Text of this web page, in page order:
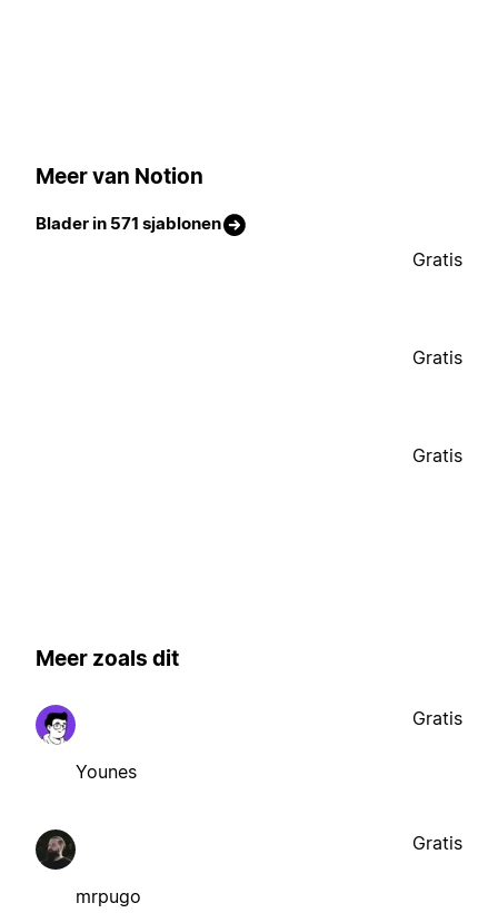
Meer van Notion
Blader in 571 sjablonen
Gratis
Gratis
Gratis
Meer zoals dit
Younes
Gratis
mrpugo
Gratis